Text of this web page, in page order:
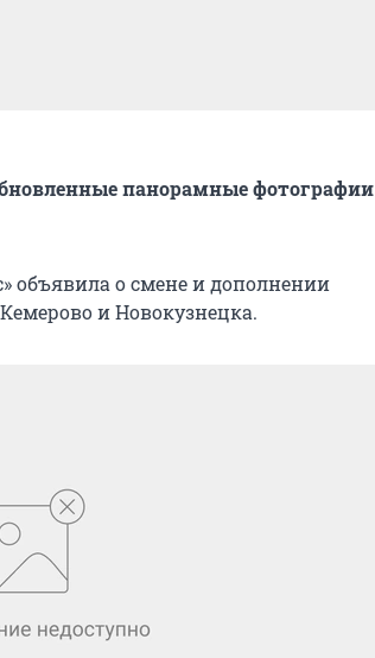
панорамные фотографии
объявила о смене и дополнении
и Новокузнецка.